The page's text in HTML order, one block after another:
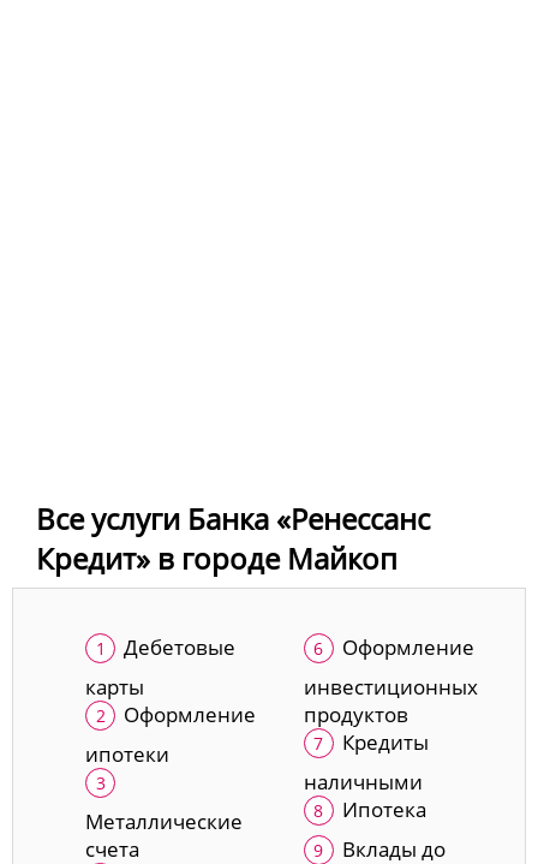
Все услуги Банка «Ренессанс
Кредит» в городе Майкоп
Дебетовые
карты
Оформление
ипотеки
Металлические
счета
Оформление
инвестиционных
продуктов
Кредиты
наличными
Ипотека
Вклады до